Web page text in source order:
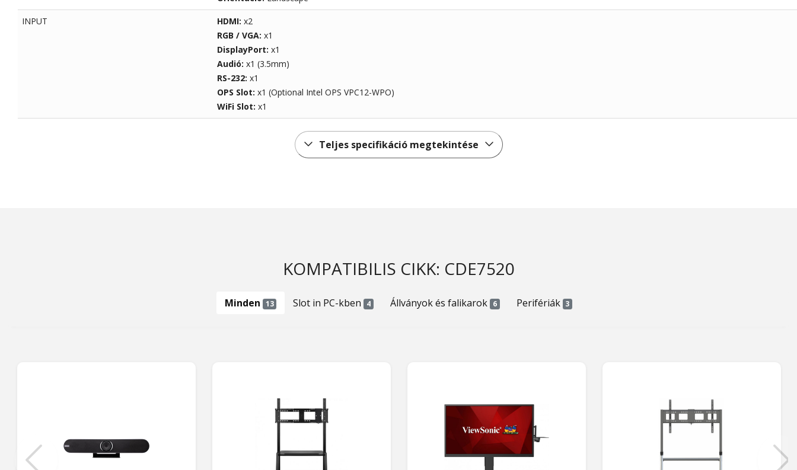
INPUT HDMI: x2
RGB / VGA: x1
DisplayPort: x1
Audió: x1 (3.5mm)
RS-232: x1
OPS Slot: x1 (Optional Intel OPS VPC12-WPO)
WiFi Slot: x1
Teljes specifikáció megtekintése
KOMPATIBILIS CIKK: CDE7520
Minden 13 Slot in PC-kben 4 Állványok és falikarok 6 Perifériák 3